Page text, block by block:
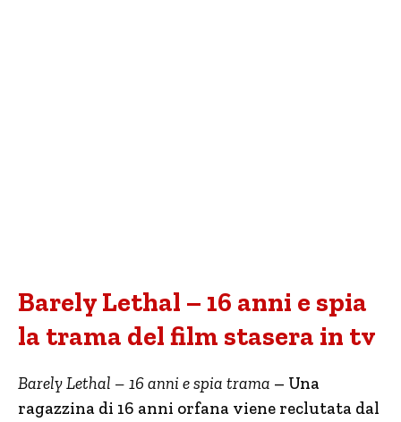
Barely Lethal – 16 anni e spia
la trama del film stasera in tv
Barely Lethal – 16 anni e spia trama – Una
ragazzina di 16 anni orfana viene reclutata dal